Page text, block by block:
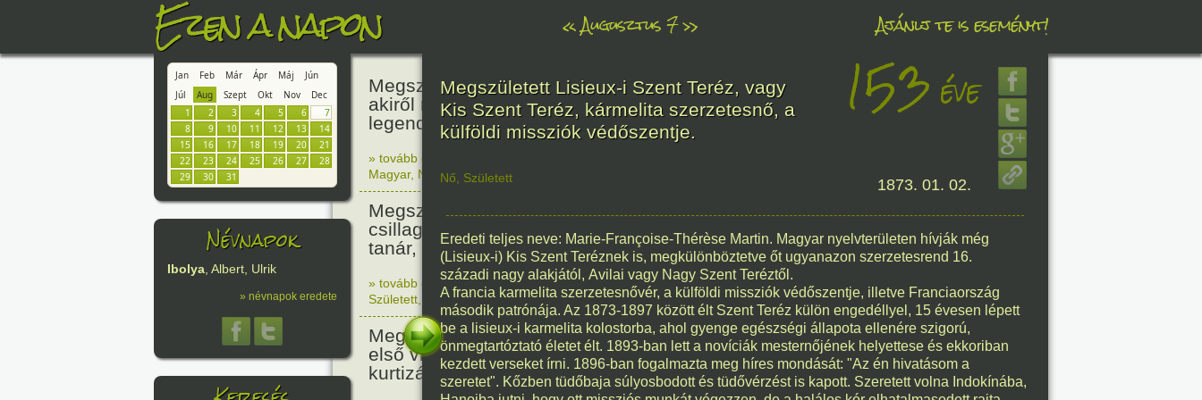
Ezen a napon «Augusztus 7» Ajánlj te is eseményt!
Jan Feb Már Ápr Máj
Jún
Júl
Aug Szept Okt Nov
Dec
1
2 3 4 5 6
7
8
9 10 11 12 13
14
15
16 17 18 19 20
21
22
23 24 25 26 27
28
29
30 31
Névnapok
Ibolya, Albert, Ulrik
» névnapok eredete
Megszületett Báthori Erzsébet,
akiről rémséges és kegyetlen
legendák éltek.
466éve
» tovább olvasom
Magyar, Nő Történelem
Megszületett Kondor Gusztáv
csillagász, matematikus, egyetemi
tanár, akadémikus.
201éve
» tovább olvasom|Nincs hozzászólás, szólj hozzá!
Született
Technika,Magyar 1825. 08. 07.
Megszületett Mata Hari, a híres
első világháborús táncosnő,
kurtizán és kém.
150éve
Megszületett Lisieux-i Szent Teréz, vagy
Kis Szent Teréz, kármelita szerzetesnő, a
külföldi missziók védőszentje.
153 éve
Nő Született 1873. 01. 02.
Eredeti teljes neve: Marie-Françoise-Thérèse Martin. Magyar nyelvterületen hívják még
(Lisieux-i) Kis Szent Teréznek is, megkülönböztetve őt ugyanazon szerzetesrend 16.
századi nagy alakjától, Avilai vagy Nagy Szent Teréztől.
A francia karmelita szerzetesnővér, a külföldi missziók védőszentje, illetve Franciaország
második patrónája. Az 1873-1897 között élt Szent Teréz külön engedéllyel, 15 évesen lépett
be a lisieux-i karmelita kolostorba, ahol gyenge egészségi állapota ellenére szigorú,
önmegtartóztató életet élt. 1893-ban lett a novíciák mesternőjének helyettese és ekkoriban
kezdett verseket írni. 1896-ban fogalmazta meg híres mondását: "Az én hivatásom a
szeretet". Kőzben tüdőbaja súlyosbodott és tüdővérzést is kapott. Szeretett volna Indokínába,